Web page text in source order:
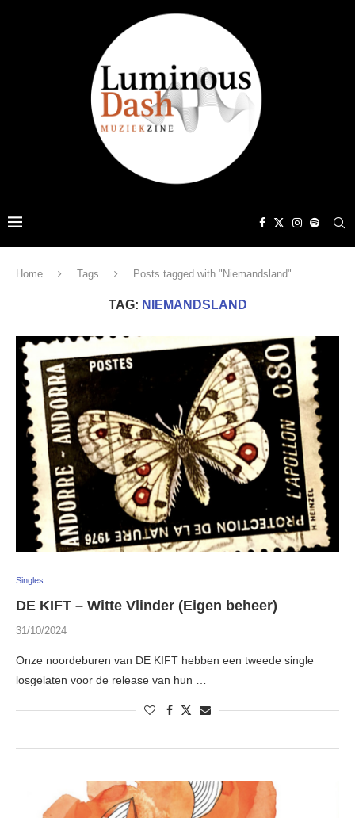
Home Tags Posts tagged with "Niemandsland"
TAG: NIEMANDSLAND
Singles
DE KIFT – Witte Vlinder (Eigen beheer)
31/10/2024
Onze noordeburen van DE KIFT hebben een tweede single
losgelaten voor de release van hun …